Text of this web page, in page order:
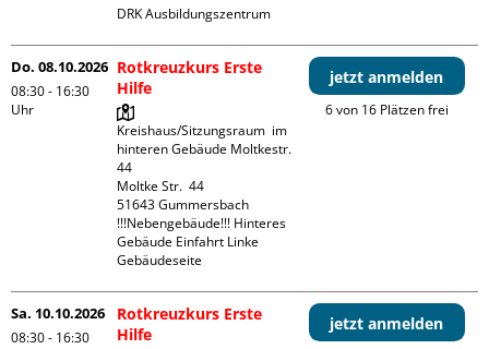
DRK Ausbildungszentrum
Do. 08.10.2026
08:30 - 16:30
Uhr
Rotkreuzkurs Erste
Hilfe
Kreishaus/Sitzungsraum  im
hinteren Gebäude Moltkestr.
44
Moltke Str.  44
51643 Gummersbach
!!!Nebengebäude!!! Hinteres
Gebäude Einfahrt Linke
Gebäudeseite
jetzt anmelden
6 von 16 Plätzen frei
Sa. 10.10.2026
08:30 - 16:30
Rotkreuzkurs Erste
Hilfe
jetzt anmelden